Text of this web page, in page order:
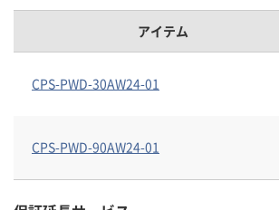
アイテム
CPS-PWD-30AW24-01
CPS-PWD-90AW24-01